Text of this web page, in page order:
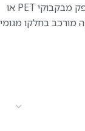
החיצוני עשויה מ־100% פוליאסטר ממוחזר, שמופק מבקבוקי PET או
מורכב בחלקו מגומי